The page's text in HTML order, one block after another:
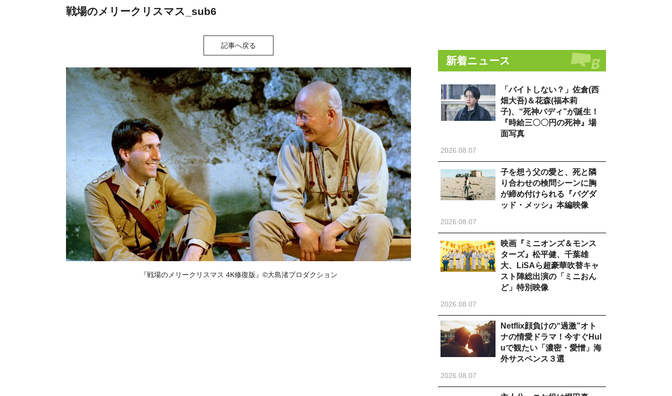
戦場のメリークリスマス_sub6
記事へ戻る
『戦場のメリークリスマス 4K修復版』©大島渚プロダクション
新着ニュース
「バイトしない？」佐倉(西
畑大吾)＆花森(福本莉
子)、“死神バディ”が誕生！
『時給三〇〇円の死神』場
面写真
2026.08.07
子を想う父の愛と、死と隣
り合わせの検問シーンに胸
が締め付けられる『バグダ
ッド・メッシ』本編映像
2026.08.07
映画『ミニオンズ＆モンス
ターズ』松平健、千葉雄
大、LiSAら超豪華吹替キャ
スト陣総出演の「ミニおん
ど」特別映像
2026.08.07
Netflix顔負けの“過激”オト
ナの情愛ドラマ！今すぐHul
uで観たい「濃密・愛憎」海
外サスペンス３選
2026.08.07